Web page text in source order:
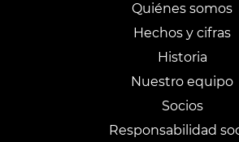
Quiénes somos
Hechos y cifras
Historia
Nuestro equipo
Socios
Responsabilidad